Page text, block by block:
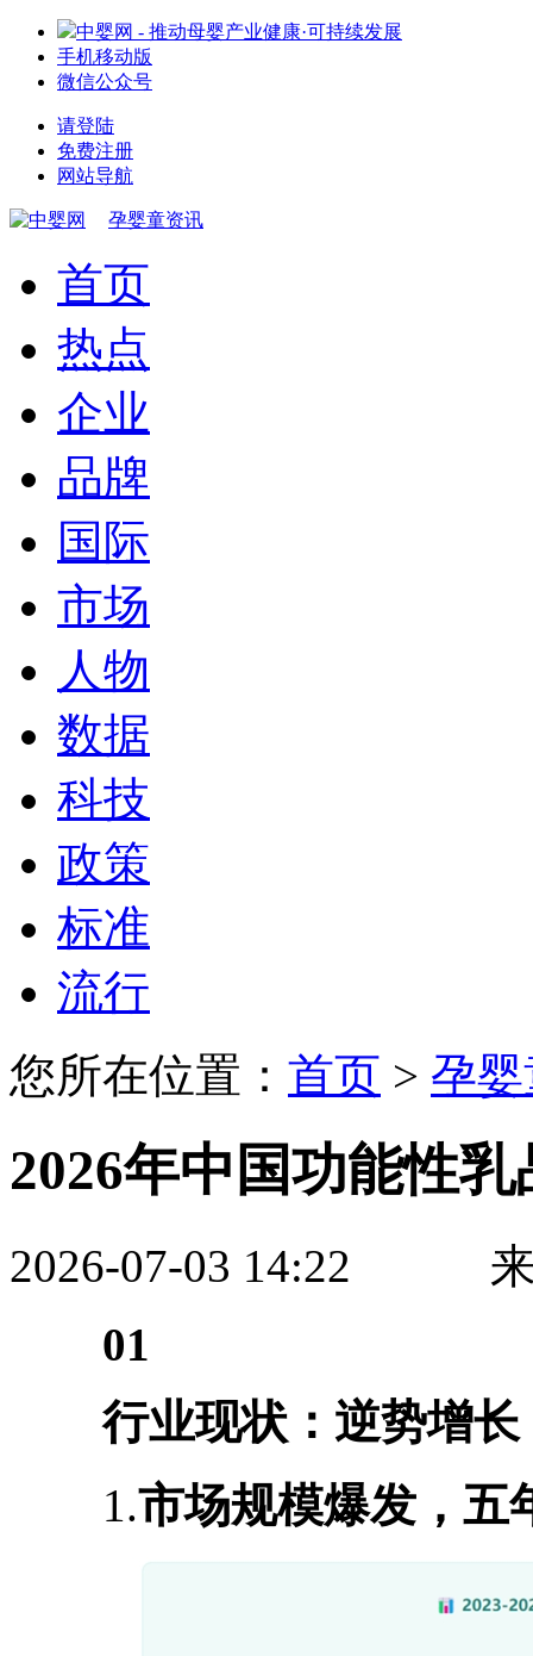
中婴网 - 推动母婴产业健康·可持续发展
手机移动版
微信公众号
请登陆
免费注册
网站导航
孕婴童资讯
首页
热点
企业
品牌
国际
市场
人物
数据
科技
政策
标准
流行
您所在位置： 首页 > 孕
2026年中国功能性
2026-07-03 14:22 来
01
行业现状：逆势增
1.市场规模爆发，五